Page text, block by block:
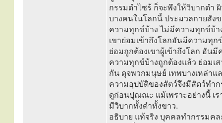
กรรมดำไซร้ ก็จะพึงให้วิบากดำ
บางคนในโลกนี้ ประมวลกายสัง
ความทุกข์บ้าง ไม่มีความทุกข์บ้
เขาย่อมเข้าถึงโลกอันมีความทุ
ย่อมถูกต้องเขาผู้เข้าถึงโลก อัน
ความทุกข์บ้างถูกต้องแล้ว ย่อม
กัน ดุจพวกมนุษย์ เทพบางเหล่า
ความอุปบัติของสัตว์จึงมีสัตว์ทำก
ดูก่อนปุณณะ แม้เพราะอย่างนี้ เร
มีวิบากทั้งดำทั้งขาว.
อธิบาย แท้จริง บุคคลทำกรรมค